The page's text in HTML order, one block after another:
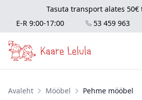
Tasuta transport alates 50€
E-R 9:00-17:00
53 459 963
Avaleht Mööbel Pehme mööbel